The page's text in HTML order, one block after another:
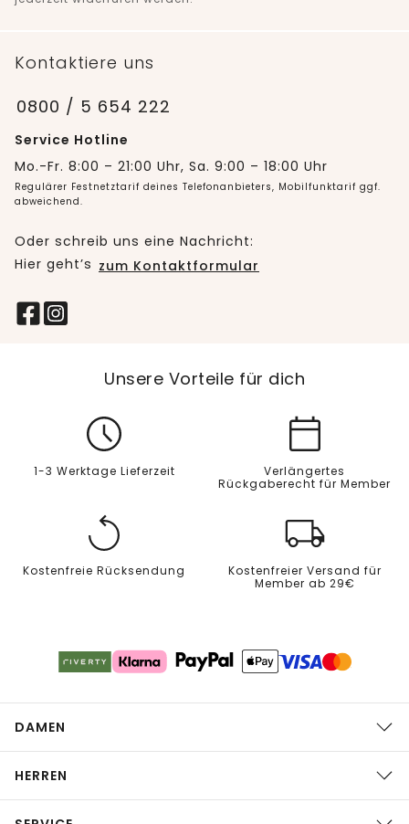
Kontaktiere uns
0800 / 5 654 222
Service Hotline
Mo.-Fr. 8:00 – 21:00 Uhr, Sa. 9:00 – 18:00 Uhr
Regulärer Festnetztarif deines Telefonanbieters, Mobilfunktarif ggf.
abweichend.
Oder schreib uns eine Nachricht:
Hier geht’s zum Kontaktformular
Unsere Vorteile für dich
1-3 Werktage Lieferzeit
Verlängertes
Rückgaberecht für Member
Kostenfreie Rücksendung
Kostenfreier Versand für
Member ab 29€
DAMEN
HERREN